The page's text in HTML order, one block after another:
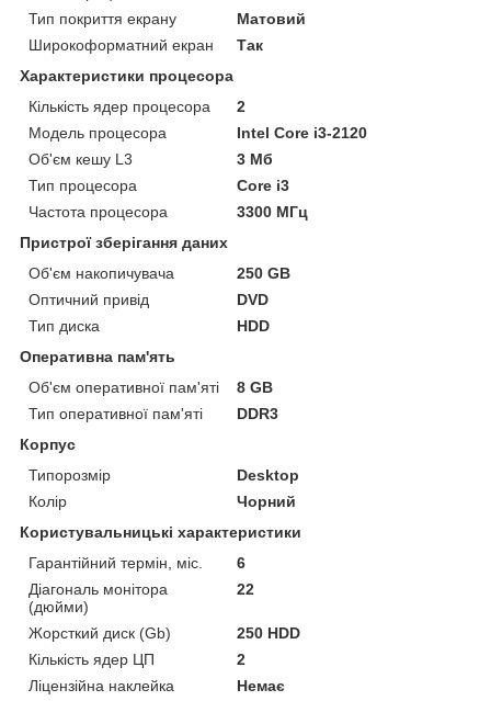
Тип покриття екрану
Матовий
Широкоформатний екран
Так
Характеристики процесора
Кількість ядер процесора
2
Модель процесора
Intel Core i3-2120
Об'єм кешу L3
3 Мб
Тип процесора
Core i3
Частота процесора
3300 МГц
Пристрої зберігання даних
Об'єм накопичувача
250 GB
Оптичний привід
DVD
Тип диска
HDD
Оперативна пам'ять
Об'єм оперативної пам'яті
8 GB
Тип оперативної пам'яті
DDR3
Корпус
Типорозмір
Desktop
Колір
Чорний
Користувальницькі характеристики
Гарантійний термін, міс.
6
Діагональ монітора
(дюйми)
22
Жорсткий диск (Gb)
250 HDD
Кількість ядер ЦП
2
Ліцензійна наклейка
Немає